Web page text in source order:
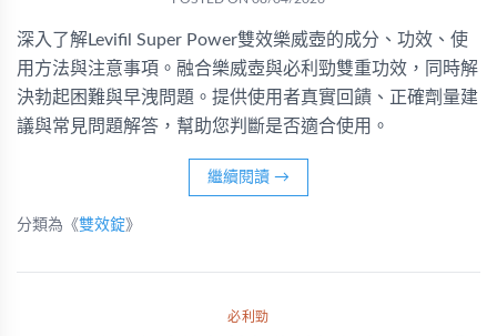
深入了解Levifil Super Power雙效樂威壺的成分、功效、使
用方法與注意事項。融合樂威壺與必利勁雙重功效，同時解
決勃起困難與早洩問題。提供使用者真實回饋、正確劑量建
議與常見問題解答，幫助您判斷是否適合使用。
繼續閱讀 →
分類為《雙效錠》
必利勁